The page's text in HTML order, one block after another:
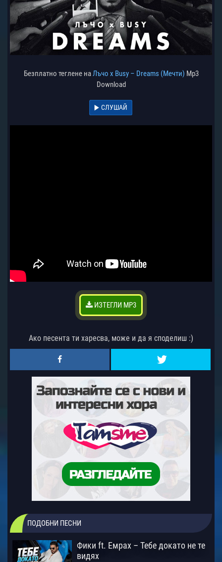
Безплатно теглене наЛъчо x Busy – Dreams (Мечти) Mp3
Download
СЛУШАЙ
ИЗТЕГЛИ MP3
Ако песента ти харесва, може и да я споделиш :)
ПОДОБНИ ПЕСНИ
Фики ft. Емрах – Тебе докато не те
видях